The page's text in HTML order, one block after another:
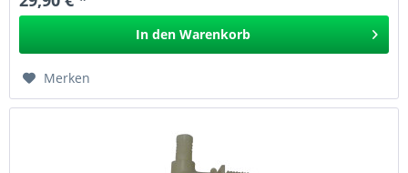
In den Warenkorb
Merken